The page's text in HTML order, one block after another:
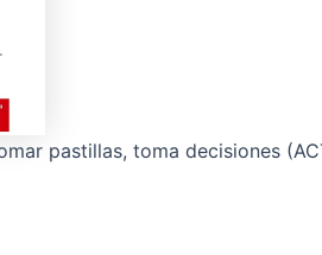
pastillas, toma decisiones